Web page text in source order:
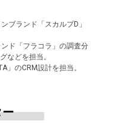
ブランド「スカルプD」
ド「フラコラ」の調査分
などを担当。
」のCRM設計を担当。